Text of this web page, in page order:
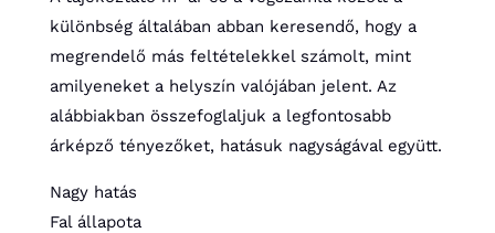
különbség általában abban keresendő, hogy a
megrendelő más feltételekkel számolt, mint
amilyeneket a helyszín valójában jelent. Az
alábbiakban összefoglaljuk a legfontosabb
árképző tényezőket, hatásuk nagyságával együtt.
Nagy hatás
Fal állapota